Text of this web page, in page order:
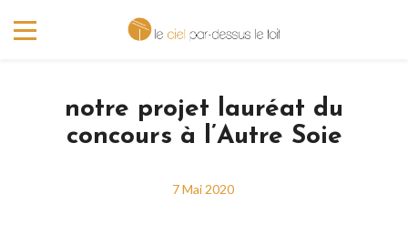
notre projet lauréat du
concours à l’Autre Soie
7 Mai 2020